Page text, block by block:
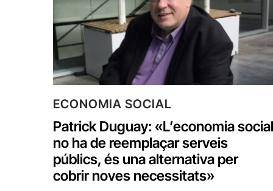
ECONOMIA SOCIAL
Patrick Duguay: «L’economia social
no ha de reemplaçar serveis
públics, és una alternativa per
cobrir noves necessitats»